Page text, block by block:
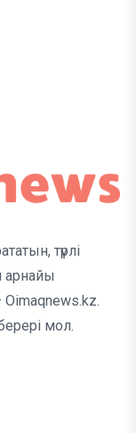
түрлі
арнайы
мол.